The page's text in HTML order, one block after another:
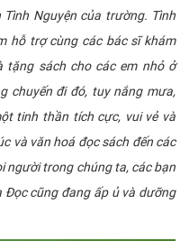
Nguyện của trường. Tình
hỗ trợ cùng các bác sĩ khám
tặng sách cho các em nhỏ ở
chuyến đi đó, tuy nắng mưa,
tinh thần tích cực, vui vẻ và
và văn hoá đọc sách đến các
người trong chúng ta, các bạn
Đọc cũng đang ấp ủ và dưỡng